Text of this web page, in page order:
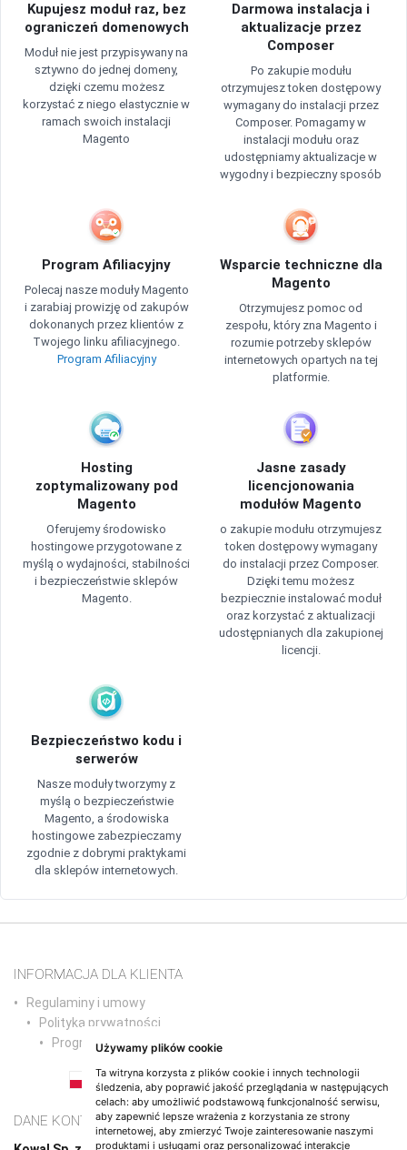
Używamy plików cookie
Ta witryna korzysta z plików cookie i innych technologii
śledzenia, aby poprawić jakość przeglądania w następujących
celach: aby umożliwić podstawową funkcjonalność serwisu,
aby zapewnić lepsze wrażenia z korzystania ze strony
internetowej aby zmierzyć Twoje zainteresowanie naszymi
produktami i usługami oraz personalizować interakcje
Kupujesz moduł raz, bez
ograniczeń domenowych
Moduł nie jest przypisywany na
sztywno do jednej domeny,
dzięki czemu możesz
korzystać z niego elastycznie w
ramach swoich instalacji
Magento
Darmowa instalacja i
aktualizacje przez
Composer
Po zakupie modułu
otrzymujesz token dostępowy
wymagany do instalacji przez
Composer. Pomagamy w
instalacji modułu oraz
udostępniamy aktualizacje w
wygodny i bezpieczny sposób
Program Afiliacyjny
Polecaj nasze moduły Magento
i zarabiaj prowizję od zakupów
dokonanych przez klientów z
Twojego linku afiliacyjnego.
Program Afiliacyjny
Wsparcie techniczne dla
Magento
Otrzymujesz pomoc od
zespołu, który zna Magento i
rozumie potrzeby sklepów
internetowych opartych na tej
platformie.
Hosting
zoptymalizowany pod
Magento
Oferujemy środowisko
hostingowe przygotowane z
myślą o wydajności, stabilności
i bezpieczeństwie sklepów
Magento.
Jasne zasady
licencjonowania
modułów Magento
o zakupie modułu otrzymujesz
token dostępowy wymagany
do instalacji przez Composer.
Dzięki temu możesz
bezpiecznie instalować moduł
oraz korzystać z aktualizacji
udostępnianych dla zakupionej
licencji.
Bezpieczeństwo kodu i
serwerów
Nasze moduły tworzymy z
myślą o bezpieczeństwie
Magento, a środowiska
hostingowe zabezpieczamy
zgodnie z dobrymi praktykami
dla sklepów internetowych.
INFORMACJA DLA KLIENTA
Regulaminy i umowy
Polityka prywatności
Program partnerski
PL EN DE NL ES IT FR RO PT
DANE KONTAKTOWE